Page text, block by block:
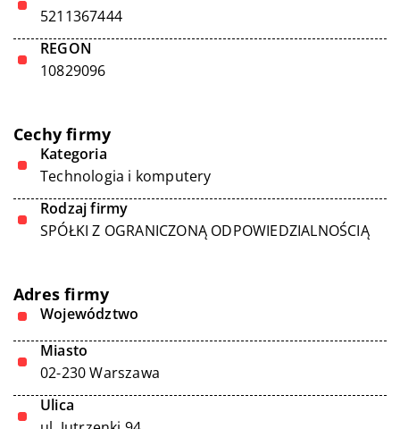
5211367444
REGON
10829096
Cechy firmy
Kategoria
Technologia i komputery
Rodzaj firmy
SPÓŁKI Z OGRANICZONĄ ODPOWIEDZIALNOŚCIĄ
Adres firmy
Województwo
Miasto
02-230 Warszawa
Ulica